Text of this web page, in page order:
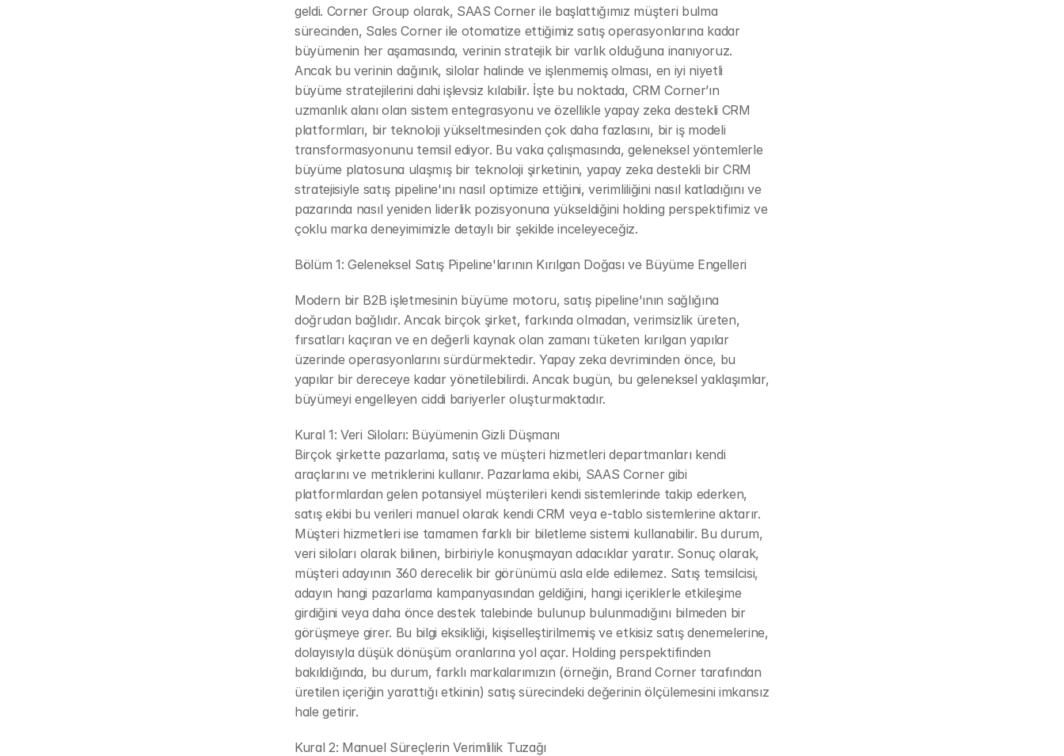
geldi. Corner Group olarak, SAAS Corner ile başlattığımız müşteri bulma
sürecinden, Sales Corner ile otomatize ettiğimiz satış operasyonlarına kadar
büyümenin her aşamasında, verinin stratejik bir varlık olduğuna inanıyoruz.
Ancak bu verinin dağınık, silolar halinde ve işlenmemiş olması, en iyi niyetli
büyüme stratejilerini dahi işlevsiz kılabilir. İşte bu noktada, CRM Corner’ın
uzmanlık alanı olan sistem entegrasyonu ve özellikle yapay zeka destekli CRM
platformları, bir teknoloji yükseltmesinden çok daha fazlasını, bir iş modeli
transformasyonunu temsil ediyor. Bu vaka çalışmasında, geleneksel yöntemlerle
büyüme platosuna ulaşmış bir teknoloji şirketinin, yapay zeka destekli bir CRM
stratejisiyle satış pipeline'ını nasıl optimize ettiğini, verimliliğini nasıl katladığını ve
pazarında nasıl yeniden liderlik pozisyonuna yükseldiğini holding perspektifimiz ve
çoklu marka deneyimimizle detaylı bir şekilde inceleyeceğiz.
Bölüm 1: Geleneksel Satış Pipeline'larının Kırılgan Doğası ve Büyüme Engelleri
Modern bir B2B işletmesinin büyüme motoru, satış pipeline'ının sağlığına
doğrudan bağlıdır. Ancak birçok şirket, farkında olmadan, verimsizlik üreten,
fırsatları kaçıran ve en değerli kaynak olan zamanı tüketen kırılgan yapılar
üzerinde operasyonlarını sürdürmektedir. Yapay zeka devriminden önce, bu
yapılar bir dereceye kadar yönetilebilirdi. Ancak bugün, bu geleneksel yaklaşımlar,
büyümeyi engelleyen ciddi bariyerler oluşturmaktadır.
Kural 1: Veri Siloları: Büyümenin Gizli Düşmanı
Birçok şirkette pazarlama, satış ve müşteri hizmetleri departmanları kendi
araçlarını ve metriklerini kullanır. Pazarlama ekibi, SAAS Corner gibi
platformlardan gelen potansiyel müşterileri kendi sistemlerinde takip ederken,
satış ekibi bu verileri manuel olarak kendi CRM veya e-tablo sistemlerine aktarır.
Müşteri hizmetleri ise tamamen farklı bir biletleme sistemi kullanabilir. Bu durum,
veri siloları olarak bilinen, birbiriyle konuşmayan adacıklar yaratır. Sonuç olarak,
müşteri adayının 360 derecelik bir görünümü asla elde edilemez. Satış temsilcisi,
adayın hangi pazarlama kampanyasından geldiğini, hangi içeriklerle etkileşime
girdiğini veya daha önce destek talebinde bulunup bulunmadığını bilmeden bir
görüşmeye girer. Bu bilgi eksikliği, kişiselleştirilmemiş ve etkisiz satış denemelerine,
dolayısıyla düşük dönüşüm oranlarına yol açar. Holding perspektifinden
bakıldığında, bu durum, farklı markalarımızın (örneğin, Brand Corner tarafından
üretilen içeriğin yarattığı etkinin) satış sürecindeki değerinin ölçülemesini imkansız
hale getirir.
Kural 2: Manuel Süreçlerin Verimlilik Tuzağı